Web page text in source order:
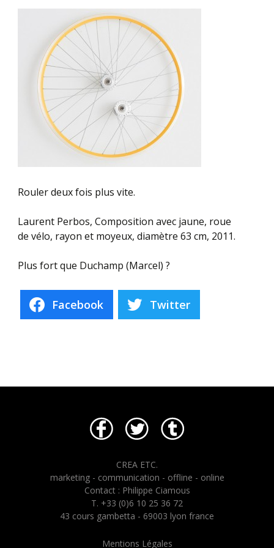
Rouler deux fois plus vite.
Laurent Perbos, Composition avec jaune, roue
de vélo, rayon et moyeux, diamètre 63 cm, 2011.
Plus fort que Duchamp (Marcel) ?
Facebook Twitter
CREA ETC.
marketing - communication - offline - online
Contact : Philippe Ciamous
T. +33 (0)6 10 25 36 72
43 cours gambetta - 69003 lyon france
Mentions Légales